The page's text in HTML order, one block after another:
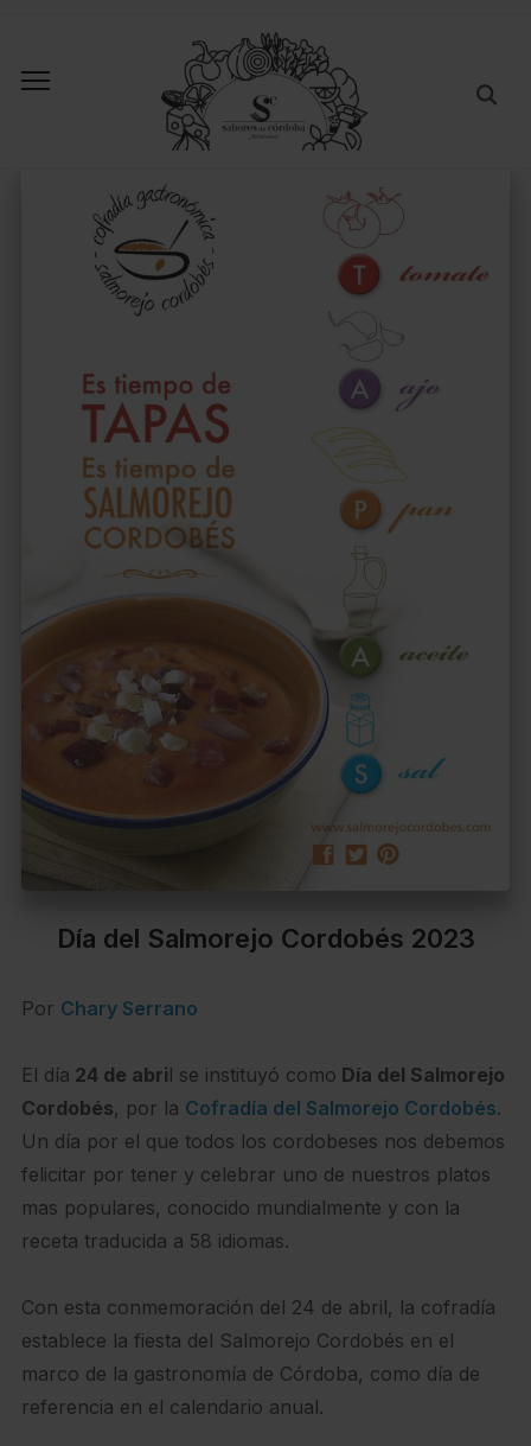
Día del Salmorejo Cordobés 2023
Por Chary Serrano
El día 24 de abril se instituyó como Día del Salmorejo
Cordobés, por la Cofradía del Salmorejo Cordobés.
Un día por el que todos los cordobeses nos debemos
felicitar por tener y celebrar uno de nuestros platos
mas populares, conocido mundialmente y con la
receta traducida a 58 idiomas.
Con esta conmemoración del 24 de abril, la cofradía
establece la fiesta del Salmorejo Cordobés en el
marco de la gastronomía de Córdoba, como día de
referencia en el calendario anual.